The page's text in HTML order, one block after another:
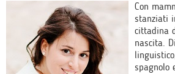
Con
stanziati
cittadina
nascita.
spagnolo